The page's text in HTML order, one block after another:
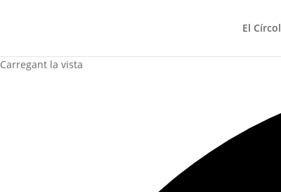
El Círcol
Carregant la vista